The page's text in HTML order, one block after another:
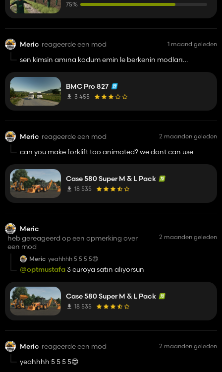
75%
Meric reageerde een mod 1 maand geleden
sen kimsin amına kodum emin le berkenin modları
BMC Pro 827
3 455
Meric reageerde een mod 2 maanden geleden
can you make forklift too animated? we dont can use
Case 580 Super M & L Pack
18 535
Meric
heb gereageerd op een opmerking over
een mod
2 maanden geleden
Meric yeahhhh 5 5 5 5😍
@optmustafa 3 euroya satın alıyorsun
Case 580 Super M & L Pack
18 535
Meric reageerde een mod 2 maanden geleden
yeahhhh 5 5 5 5😍